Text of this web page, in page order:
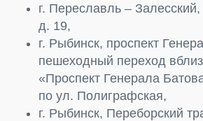
г. Переславль –
д. 19,
г. Рыбинск, проспект
пешеходный переход
«Проспект Генерала
по ул. Полиграфская,
г. Рыбинск, Переборский